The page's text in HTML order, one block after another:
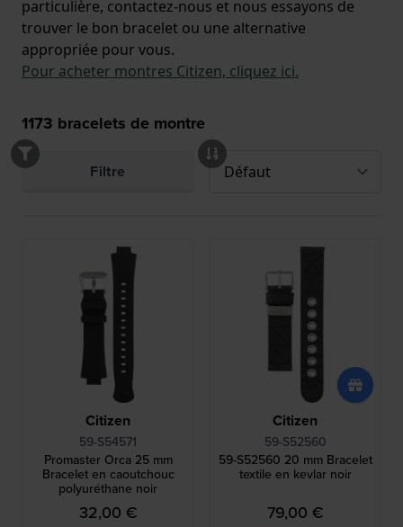
particulière, contactez-nous et nous essayons de
trouver le bon bracelet ou une alternative
appropriée pour vous.
Pour acheter montres Citizen, cliquez ici.
1173 bracelets de montre
Filtre
Citizen
59-S54571
Promaster Orca 25 mm
Bracelet en caoutchouc
polyuréthane noir
32,00 €
Citizen
59-S52560
59-S52560 20 mm Bracelet
textile en kevlar noir
79,00 €